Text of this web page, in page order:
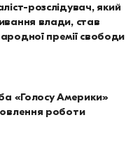
розслідувач, який
влади, став
премії свободи
«Голосу Америки»
роботи